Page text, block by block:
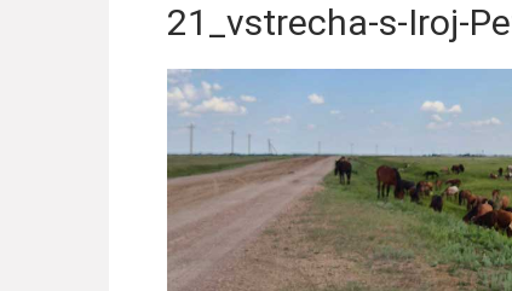
21_vstrecha-s-Iroj-